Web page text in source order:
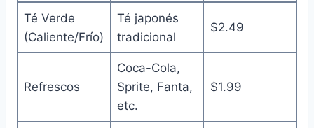
Té Verde
(Caliente/Frío)
Té japonés
tradicional
$2.49
Refrescos
Coca-Cola,
Sprite, Fanta,
etc.
$1.99